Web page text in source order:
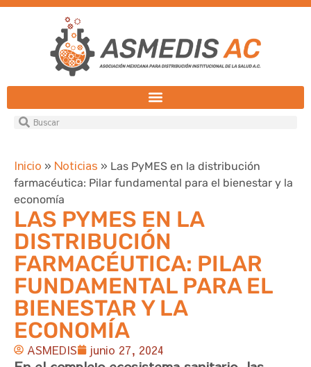
Inicio » Noticias » Las PyMES en la distribución
farmacéutica: Pilar fundamental para el bienestar y la
economía
LAS PYMES EN LA
DISTRIBUCIÓN
FARMACÉUTICA: PILAR
FUNDAMENTAL PARA EL
BIENESTAR Y LA
ECONOMÍA
ASMEDIS junio 27, 2024